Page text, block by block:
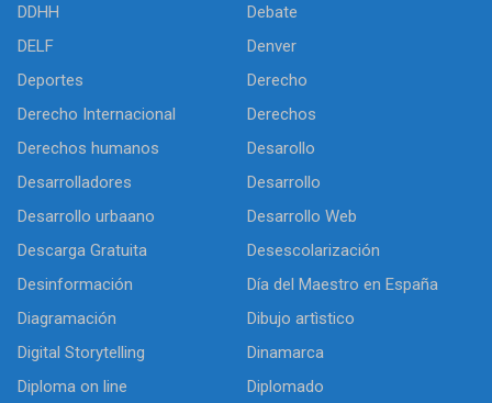
DDHH
Debate
DELF
Denver
Deportes
Derecho
Derecho Internacional
Derechos
Derechos humanos
Desarollo
Desarrolladores
Desarrollo
Desarrollo urbaano
Desarrollo Web
Descarga Gratuita
Desescolarización
Desinformación
Día del Maestro en España
Diagramación
Dibujo artìstico
Digital Storytelling
Dinamarca
Diploma on line
Diplomado